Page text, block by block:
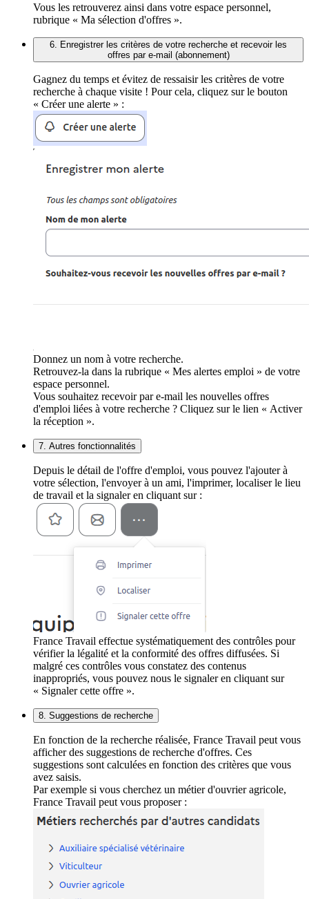
Vous les retrouverez ainsi dans votre espace personnel,
rubrique « Ma sélection d'offres ».
6. Enregistrer les critères de votre recherche et recevoir les
offres par e-mail (abonnement)
Gagnez du temps et évitez de ressaisir les critères de votre
recherche à chaque visite ! Pour cela, cliquez sur le bouton
« Créer une alerte » :
Donnez un nom à votre recherche.
Retrouvez-la dans la rubrique « Mes alertes emploi » de votre
espace personnel.
Vous souhaitez recevoir par e-mail les nouvelles offres
d'emploi liées à votre recherche ? Cliquez sur le lien « Activer
la réception ».
7. Autres fonctionnalités
Depuis le détail de l'offre d'emploi, vous pouvez l'ajouter à
votre sélection, l'envoyer à un ami, l'imprimer, localiser le lieu
de travail et la signaler en cliquant sur :
France Travail effectue systématiquement des contrôles pour
vérifier la légalité et la conformité des offres diffusées. Si
malgré ces contrôles vous constatez des contenus
inappropriés, vous pouvez nous le signaler en cliquant sur
« Signaler cette offre ».
8. Suggestions de recherche
En fonction de la recherche réalisée, France Travail peut vous
afficher des suggestions de recherche d'offres. Ces
suggestions sont calculées en fonction des critères que vous
avez saisis.
Par exemple si vous cherchez un métier d'ouvrier agricole,
France Travail peut vous proposer :